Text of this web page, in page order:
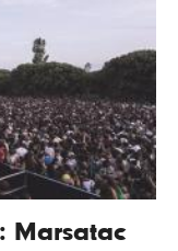
Marsatac